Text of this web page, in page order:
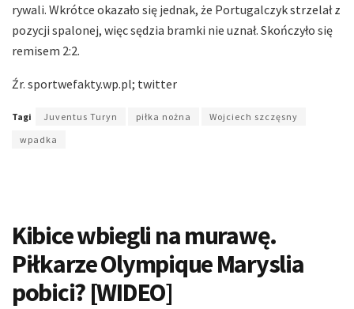
rywali. Wkrótce okazało się jednak, że Portugalczyk strzelał z
pozycji spalonej, więc sędzia bramki nie uznał. Skończyło się
remisem 2:2.
Źr. sportwefakty.wp.pl; twitter
Tagi Juventus Turyn piłka nożna
Wojciech szczęsny
wpadka
Kibice wbiegli na murawę.
Piłkarze Olympique Maryslia
pobici? [WIDEO]